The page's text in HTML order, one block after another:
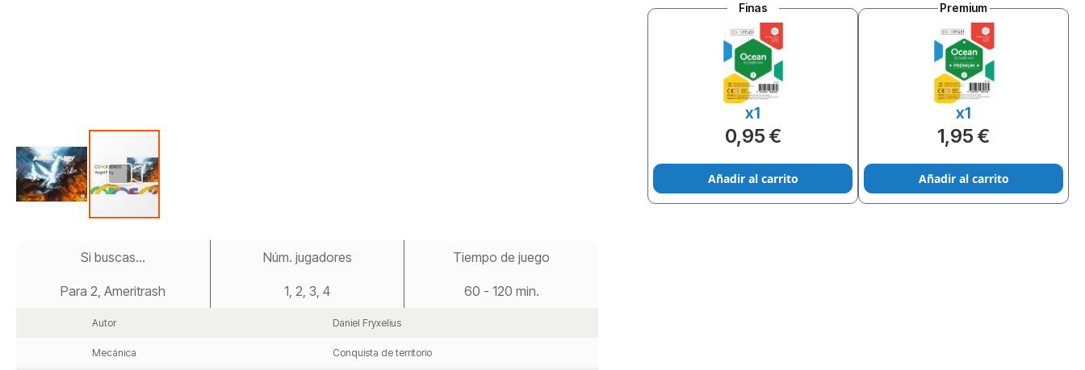
Finas
x1
0,95 €
Añadir al carrito
Premium
x1
1,95 €
Añadir al carrito
Si buscas...
Para 2, Ameritrash
Núm. jugadores
1, 2, 3, 4
Tiempo de juego
60 - 120 min.
Autor Daniel Fryxelius
Mecánica Conquista de territorio